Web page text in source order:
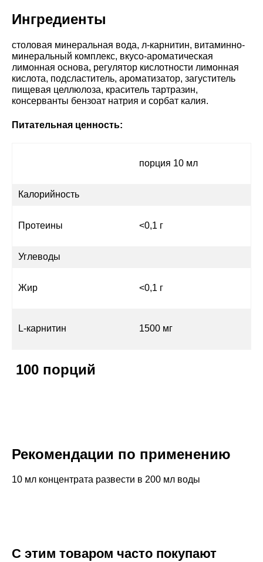
Ингредиенты
столовая минеральная вода, л-карнитин, витаминно-
минеральный комплекс, вкусо-ароматическая
лимонная основа, регулятор кислотности лимонная
кислота, подсластитель, ароматизатор, загуститель
пищевая целлюлоза, краситель тартразин,
консерванты бензоат натрия и сорбат калия.
Питательная ценность:
порция 10 мл
Калорийность
Протеины <0,1 г
Углеводы
Жир <0,1 г
L-карнитин 1500 мг
100 порций
Рекомендации по применению
10 мл концентрата развести в 200 мл воды
С этим товаром часто покупают